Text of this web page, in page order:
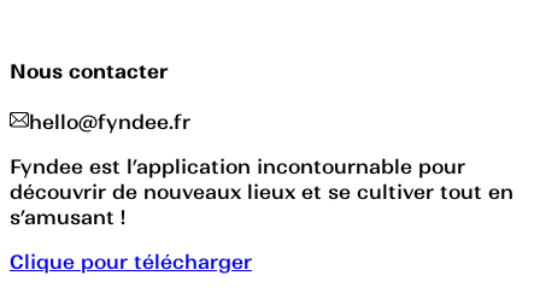
Nous contacter
hello@fyndee.fr
Fyndee est l’application incontournable pour
découvrir de nouveaux lieux et se cultiver tout en
s’amusant !
Clique pour télécharger